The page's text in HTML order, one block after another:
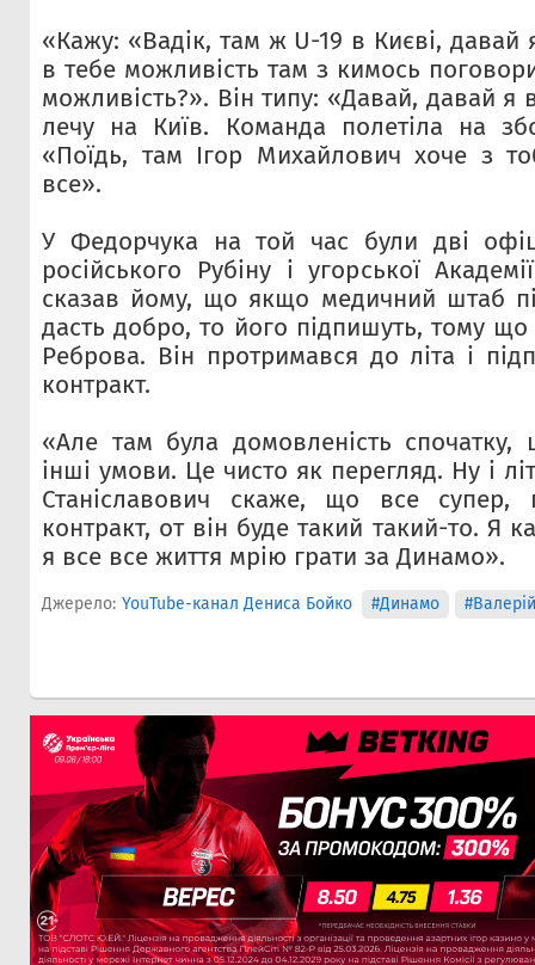
«Кажу: «Вадік, там ж U-19 в Києві,
в тебе можливість там з кимось
можливість?». Він типу: «Давай, давай
лечу на Київ. Команда полетіла на
«Поїдь, там Ігор Михайлович хоче з
все».
У Федорчука на той час були дві
російського Рубіну і угорської
сказав йому, що якщо медичний штаб
дасть добро, то його підпишуть, тому
Реброва. Він протримався до літа і
контракт.
«Але там була домовленість спочатку,
інші умови. Це чисто як перегляд. Ну і
Станіславович скаже, що все супер,
контракт, от він буде такий такий-то. Я
я все все життя мрію грати за Динамо».
Джерело: YouTube-канал Дениса Бойко #Динамо